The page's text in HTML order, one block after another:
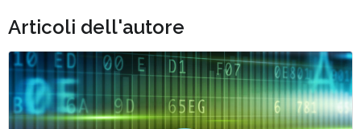
Articoli dell'autore